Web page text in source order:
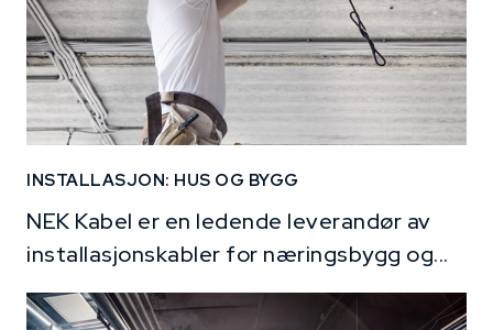
INSTALLASJON: HUS OG BYGG
NEK Kabel er en ledende leverandør av
installasjonskabler for næringsbygg og...